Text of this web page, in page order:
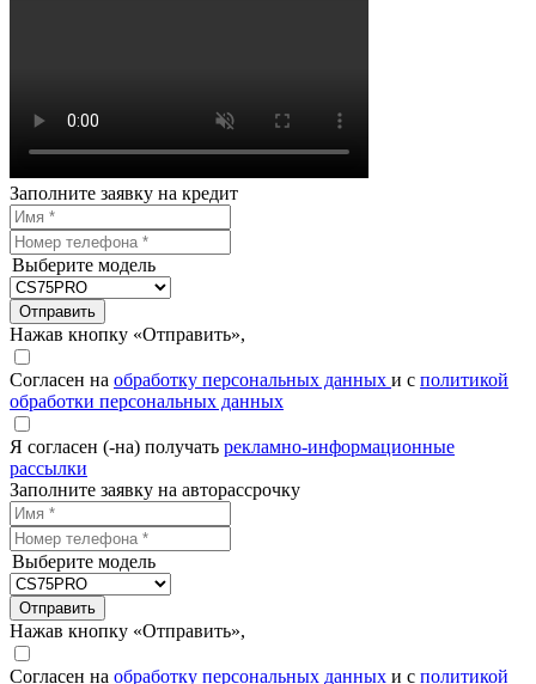
Заполните заявку на кредит
Выберите модель
Отправить
Нажав кнопку «Отправить»,
Согласен на обработку персональных данных и с политикой
обработки персональных данных
Я согласен (-на) получать рекламно-информационные
рассылки
Заполните заявку на авторассрочку
Выберите модель
Отправить
Нажав кнопку «Отправить»,
Согласен на обработку персональных данных и с политикой